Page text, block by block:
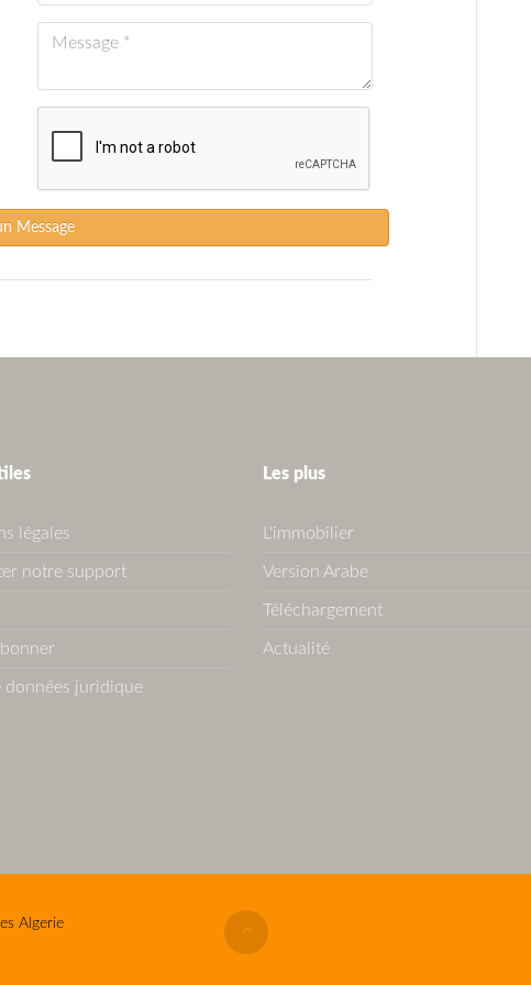
Message
légales
notre support
données juridique
Les plus
L'immobilier
Version Arabe
Téléchargement
Actualité
Algerie